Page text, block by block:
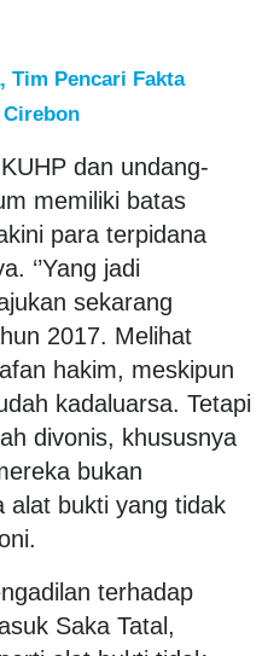
Tim Pencari Fakta
dan undang-
memiliki batas
para terpidana
‘’Yang jadi
sekarang
2017. Melihat
hakim, meskipun
kadaluarsa. Tetapi
divonis, khususnya
bukan
alat bukti yang tidak
terhadap
Saka Tatal,